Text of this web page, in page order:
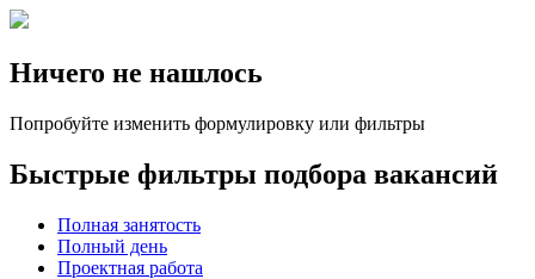
Ничего не нашлось
Попробуйте изменить формулировку или фильтры
Быстрые фильтры подбора вакансий
Полная занятость
Полный день
Проектная работа